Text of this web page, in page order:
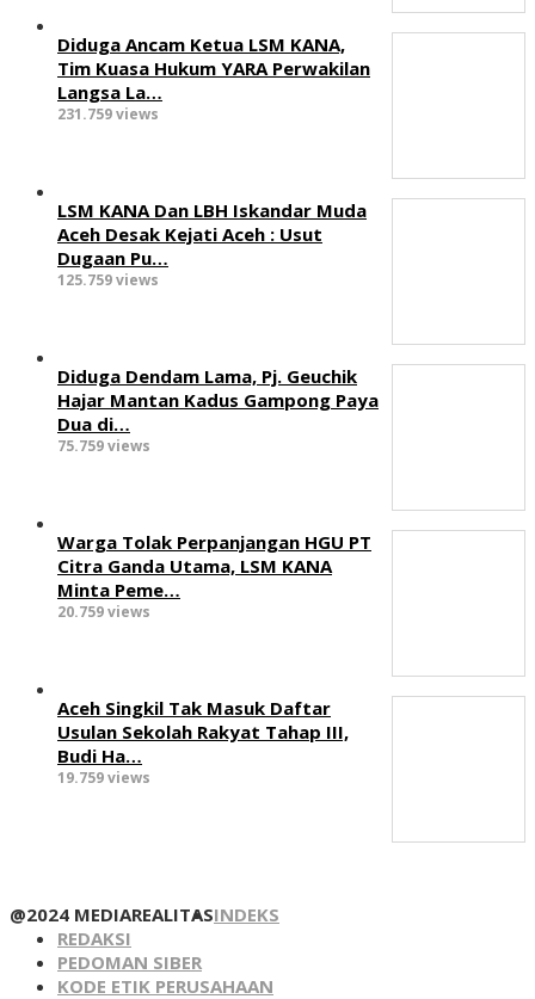
Diduga Ancam Ketua LSM KANA,
Tim Kuasa Hukum YARA Perwakilan
Langsa La…
231.759 views
LSM KANA Dan LBH Iskandar Muda
Aceh Desak Kejati Aceh : Usut
Dugaan Pu…
125.759 views
Diduga Dendam Lama, Pj. Geuchik
Hajar Mantan Kadus Gampong Paya
Dua di…
75.759 views
Warga Tolak Perpanjangan HGU PT
Citra Ganda Utama, LSM KANA
Minta Peme…
20.759 views
Aceh Singkil Tak Masuk Daftar
Usulan Sekolah Rakyat Tahap III,
Budi Ha…
19.759 views
@2024 MEDIAREALITASINDEKS
REDAKSI
PEDOMAN SIBER
KODE ETIK PERUSAHAAN